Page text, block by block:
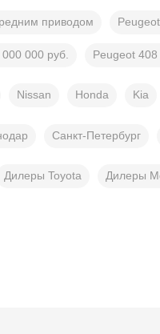
приводом
000 руб. Peugeot
Nissan Honda Kia
Санкт-Петербург
Дилеры Toyota Дилеры